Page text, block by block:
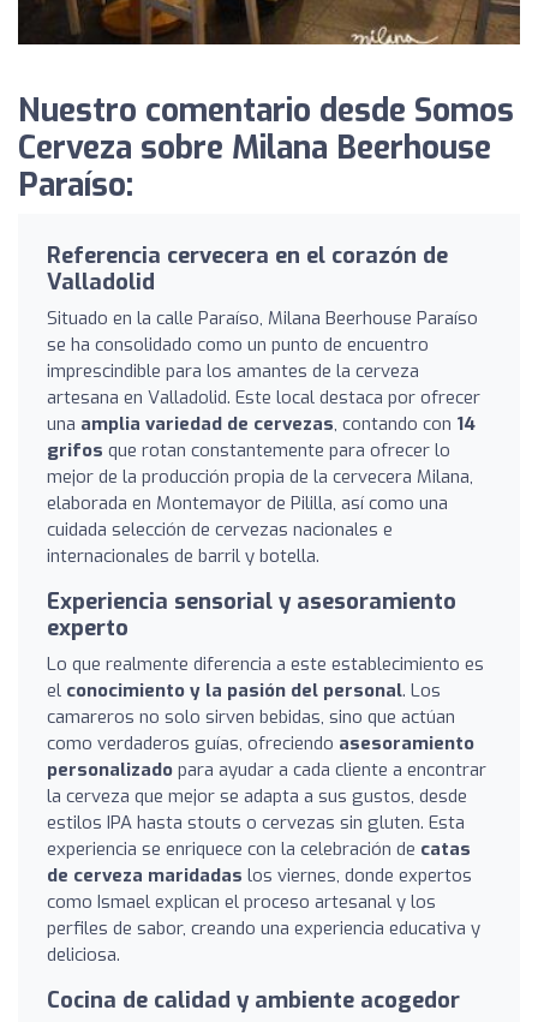
Nuestro comentario desde Somos
Cerveza sobre Milana Beerhouse
Paraíso:
Referencia cervecera en el corazón de
Valladolid
Situado en la calle Paraíso, Milana Beerhouse Paraíso
se ha consolidado como un punto de encuentro
imprescindible para los amantes de la cerveza
artesana en Valladolid. Este local destaca por ofrecer
una amplia variedad de cervezas, contando con 14
grifos que rotan constantemente para ofrecer lo
mejor de la producción propia de la cervecera Milana,
elaborada en Montemayor de Pililla, así como una
cuidada selección de cervezas nacionales e
internacionales de barril y botella.
Experiencia sensorial y asesoramiento
experto
Lo que realmente diferencia a este establecimiento es
el conocimiento y la pasión del personal. Los
camareros no solo sirven bebidas, sino que actúan
como verdaderos guías, ofreciendo asesoramiento
personalizado para ayudar a cada cliente a encontrar
la cerveza que mejor se adapta a sus gustos, desde
estilos IPA hasta stouts o cervezas sin gluten. Esta
experiencia se enriquece con la celebración de catas
de cerveza maridadas los viernes, donde expertos
como Ismael explican el proceso artesanal y los
perfiles de sabor, creando una experiencia educativa y
deliciosa.
Cocina de calidad y ambiente acogedor